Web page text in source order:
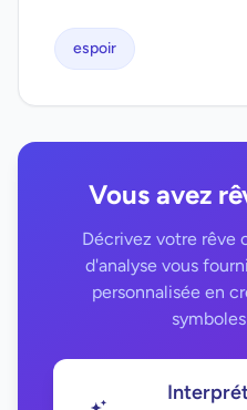
espoir
Vous avez
Décrivez votre rêve
d'analyse vous
personnalisée en